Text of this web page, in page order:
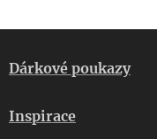
Dárkové poukazy
Inspirace